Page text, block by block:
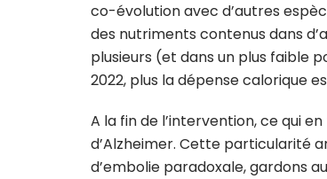
co-évolution avec d’autres
des nutriments contenus dans
plusieurs (et dans un plus faible
2022, plus la dépense calorique
A la fin de l’intervention, ce qui
d’Alzheimer. Cette particularité
d’embolie paradoxale, gardons